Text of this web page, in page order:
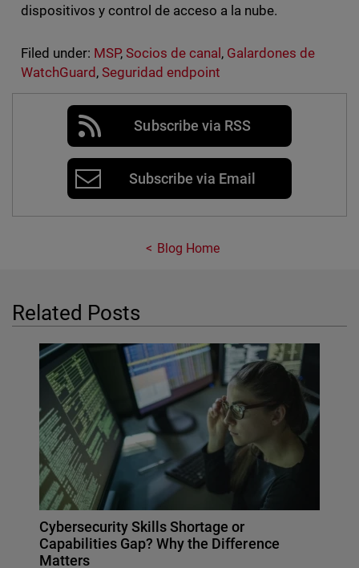
dispositivos y control de acceso a la nube.
Filed under: MSP, Socios de canal , Galardones de
WatchGuard , Seguridad endpoint
Subscribe via RSS
Subscribe via Email
Blog Home
Related Posts
Cybersecurity Skills Shortage or
Capabilities Gap? Why the Difference
Matters